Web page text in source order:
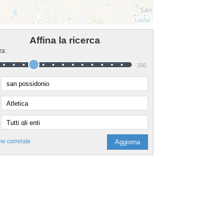
Affina la ricerca
150
correlate